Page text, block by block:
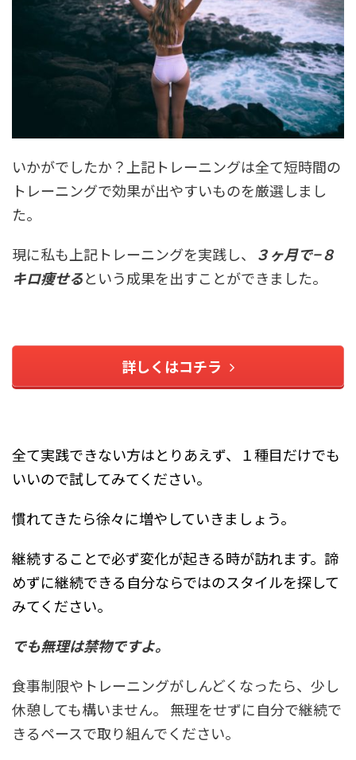
いかがでしたか？上記トレーニングは全て短時間の
トレーニングで効果が出やすいものを厳選しまし
た。
現に私も上記トレーニングを実践し、
３ヶ月で−８
キロ痩せるという成果を出すことができました。
詳しくはコチラ
全て実践できない方はとりあえず、１種目だけでも
いいので試してみてください。
慣れてきたら徐々に増やしていきましょう。
継続することで必ず変化が起きる時が訪れます。諦
めずに継続できる自分ならではのスタイルを探して
みてください。
でも無理は禁物ですよ。
食事制限やトレーニングがしんどくなったら、少し
休憩しても構いません。
無理をせずに自分で継続で
きるペースで取り組んでください。